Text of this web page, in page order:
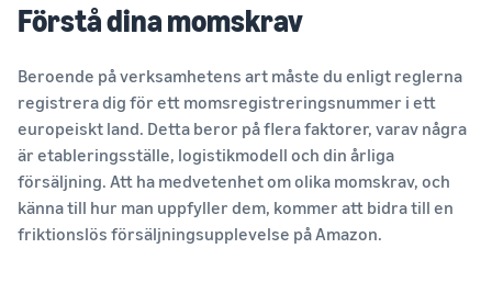
Förstå dina momskrav
Beroende på verksamhetens art måste du enligt reglerna
registrera dig för ett momsregistreringsnummer i ett
europeiskt land. Detta beror på flera faktorer, varav några
är etableringsställe, logistikmodell och din årliga
försäljning. Att ha medvetenhet om olika momskrav, och
känna till hur man uppfyller dem, kommer att bidra till en
friktionslös försäljningsupplevelse på Amazon.